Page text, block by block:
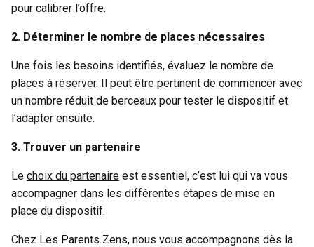
pour calibrer l’offre.
2. Déterminer le nombre de places nécessaires
Une fois les besoins identifiés, évaluez le nombre de
places à réserver. Il peut être pertinent de commencer avec
un nombre réduit de berceaux pour tester le dispositif et
l’adapter ensuite.
3. Trouver un partenaire
Le choix du partenaire est essentiel, c’est lui qui va vous
accompagner dans les différentes étapes de mise en
place du dispositif.
Chez Les Parents Zens, nous vous accompagnons dès la